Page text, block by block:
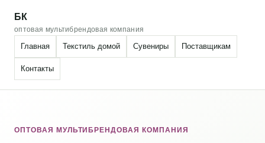
БК
оптовая мультибрендовая компания
Главная Текстиль домой Сувениры Поставщикам
Контакты
ОПТОВАЯ МУЛЬТИБРЕНДОВАЯ КОМПАНИЯ